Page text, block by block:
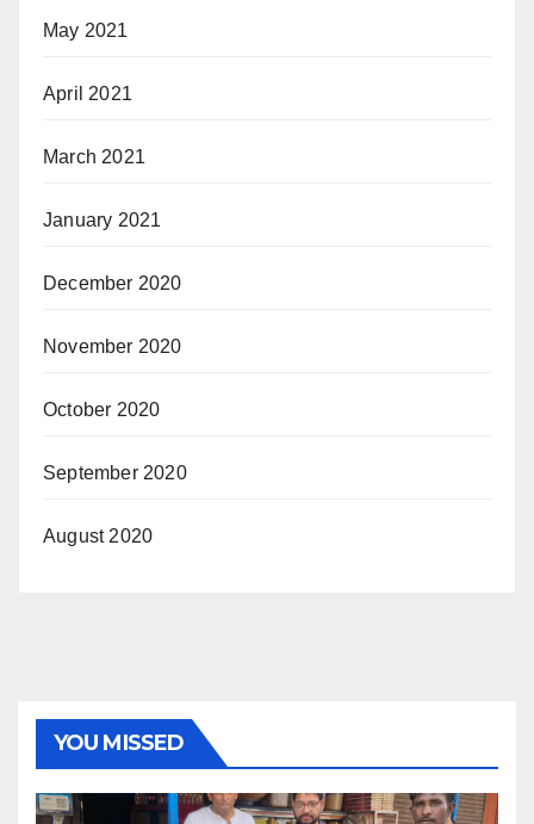
May 2021
April 2021
March 2021
January 2021
December 2020
November 2020
October 2020
September 2020
August 2020
YOU MISSED